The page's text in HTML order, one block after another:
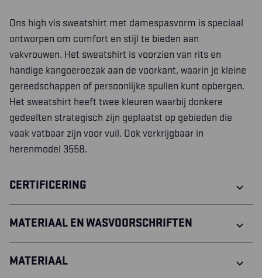
Ons high vis sweatshirt met damespasvorm is speciaal
ontworpen om comfort en stijl te bieden aan
vakvrouwen. Het sweatshirt is voorzien van rits en
handige kangoeroezak aan de voorkant, waarin je kleine
gereedschappen of persoonlijke spullen kunt opbergen.
Het sweatshirt heeft twee kleuren waarbij donkere
gedeelten strategisch zijn geplaatst op gebieden die
vaak vatbaar zijn voor vuil. Ook verkrijgbaar in
herenmodel 3558.
CERTIFICERING
MATERIAAL EN WASVOORSCHRIFTEN
MATERIAAL